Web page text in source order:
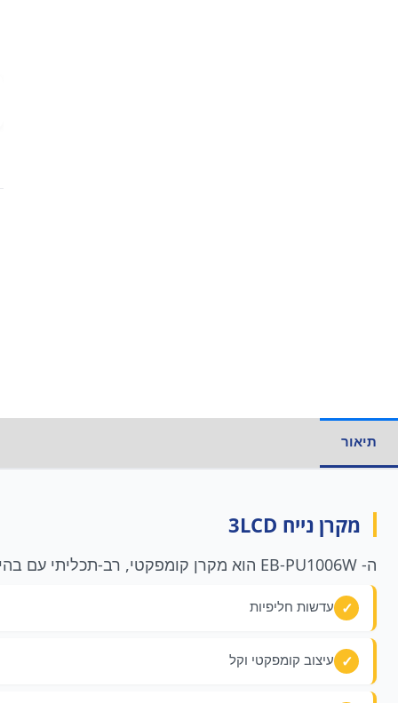
תיאור
מקרן נייח 3LCD
ה- EB-PU1006W הוא מקרן קומפקטי, רב-תכליתי עם בהירות גבוהה ועם אופציה להחלפת עדשות ותכונות התקנה מתקדמות.
עדשות חליפיות
עיצוב קומפקטי וקל